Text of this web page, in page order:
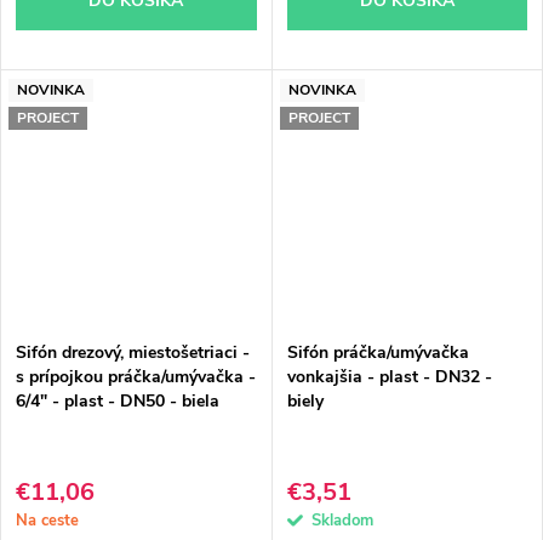
NOVINKA
PROJECT
Sifón drezový, miestošetriaci -
s prípojkou práčka/umývačka -
6/4" - plast - DN50 - biela
€11,06
Na ceste
NOVINKA
PROJECT
Sifón práčka/umývačka
vonkajšia - plast - DN32 -
biely
€3,51
Skladom